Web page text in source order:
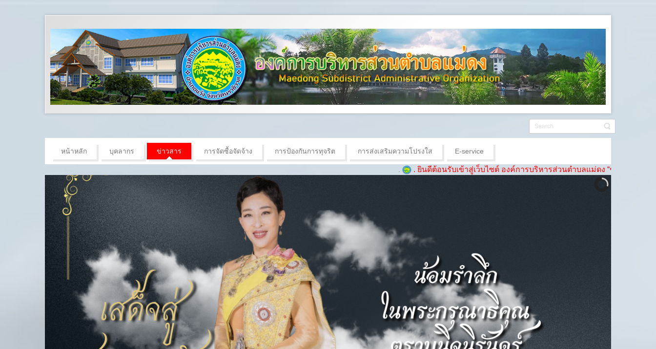
หน้าหลัก บุคลากร ข่าวสาร การจัดซื้อจัดจ้าง การป้องกันการทุจริต การส่งเสริมความโปรงใส E-service
. ยินดีต้อนรับเข้าสู่เว็บไซต์ องค์การบริหารส่วนตำบลแม่ดง “ชุมชนดี ชีวีเป็นสุข เศรษ